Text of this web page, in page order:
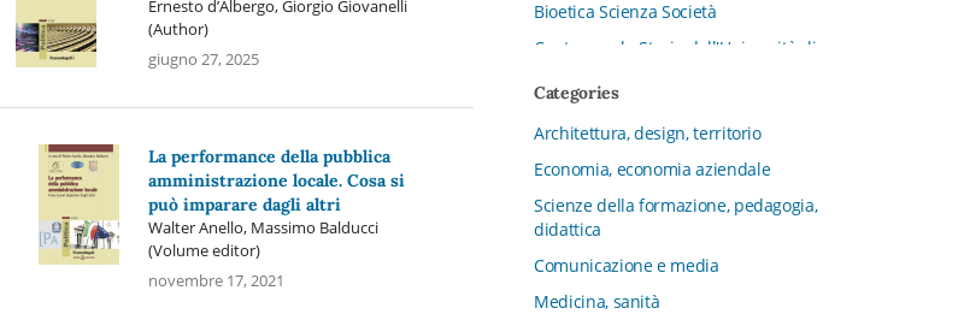
Ernesto d’Albergo, Giorgio Giovanelli
(Author)
giugno 27, 2025
La performance della pubblica
amministrazione locale. Cosa si
può imparare dagli altri
Walter Anello, Massimo Balducci
(Volume editor)
novembre 17, 2021
Bioetica Scienza Società
Centro per la Storia dell'Università di
CFMT - Terziario Futuro
Channel & Retail Lab
Civiltà in tavola. La cultura del cibo
tra tradizioni, storia e diritto
Collana del Dipartimento di Scienze
Aziendali, Management e Innovation
Categories
Architettura, design, territorio
Economia, economia aziendale
Scienze della formazione, pedagogia,
didattica
Comunicazione e media
Medicina, sanità